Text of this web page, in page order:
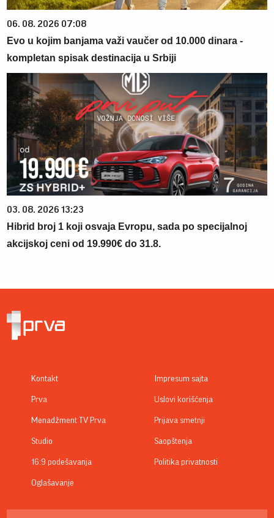
06. 08. 2026 07:08
Evo u kojim banjama važi vaučer od 10.000 dinara -
kompletan spisak destinacija u Srbiji
03. 08. 2026 13:23
Hibrid broj 1 koji osvaja Evropu, sada po specijalnoj
akcijskoj ceni od 19.990€ do 31.8.
Kontakt
Prva
Menadžment TV Prva
Studio
16:9 podešavanja
Oglašavanje
Impresum sajta
Uslovi korišćenja
Prijava smetnji
Saopštenja
Politika privatnosti